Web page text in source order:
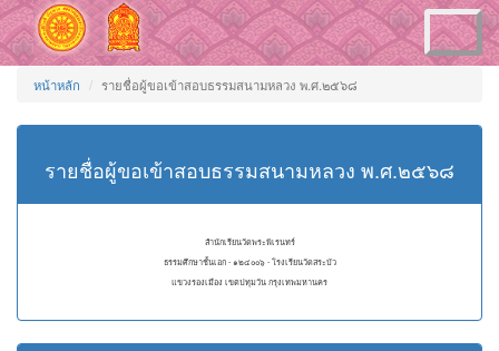
Toggle
navigation
หน้าหลัก รายชื่อผู้ขอเข้าสอบธรรมสนามหลวง พ.ศ.๒๕๖๘
รายชื่อผู้ขอเข้าสอบธรรมสนามหลวง พ.ศ.๒๕๖๘
สำนักเรียนวัดพระพิเรนทร์
ธรรมศึกษาชั้นเอก - ๑๒๔๐๐๖ - โรงเรียนวัดสระบัว
แขวงรองเมือง เขตปทุมวัน กรุงเทพมหานคร